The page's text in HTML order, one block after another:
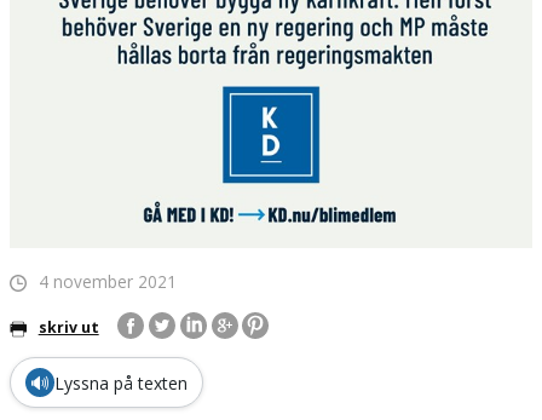
4 november 2021
skriv ut
🔊 Lyssna på texten